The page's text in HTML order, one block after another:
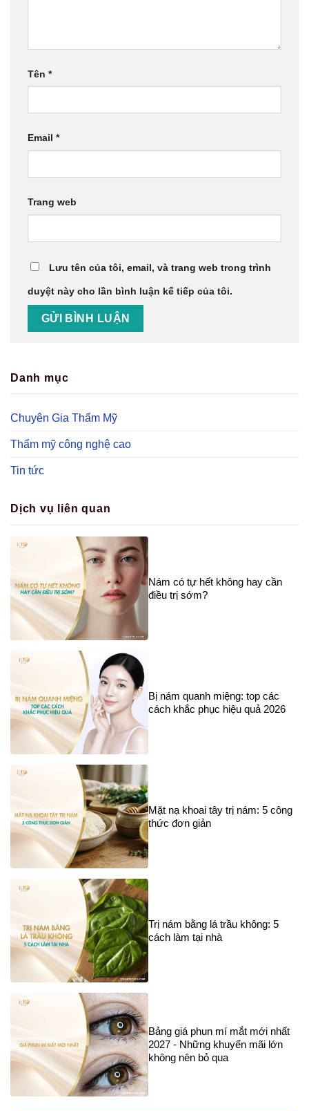
Tên *
Email *
Trang web
Lưu tên của tôi, email, và trang web trong trình
duyệt này cho lần bình luận kế tiếp của tôi.
Danh mục
Chuyên Gia Thẩm Mỹ
Thẩm mỹ công nghệ cao
Tin tức
Dịch vụ liên quan
Nám có tự hết không hay cần
điều trị sớm?
Bị nám quanh miệng: top các
cách khắc phục hiệu quả 2026
Mặt nạ khoai tây trị nám: 5 công
thức đơn giản
Trị nám bằng lá trầu không: 5
cách làm tại nhà
Bảng giá phun mí mắt mới nhất
2027 - Những khuyến mãi lớn
không nên bỏ qua